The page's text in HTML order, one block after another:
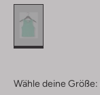
Wähle deine Größe: